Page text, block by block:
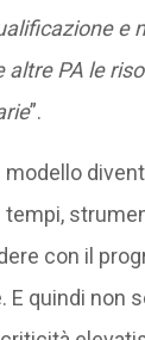
e
PA le
”.
modello
con il
E quindi non